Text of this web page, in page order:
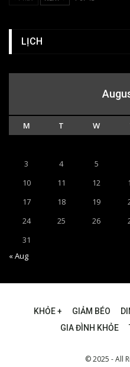
LỊCH
M T W
3
4 5
10
11 12
17
18 19
24
25 26
31
« Aug
KHỎE + GIẢM BÉO
GIA ĐÌNH KHỎE
© 2025 - All